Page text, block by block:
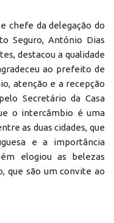
chefe da delegação do
Seguro, António Dias
destacou a qualidade
ao prefeito de
atenção e a recepção
Secretário da Casa
o intercâmbio é uma
as duas cidades, que
e a importância
elogiou as belezas
que são um convite ao